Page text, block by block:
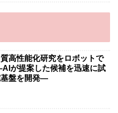
高性能化研究をロボットで
が提案した候補を迅速に試
基盤を開発―